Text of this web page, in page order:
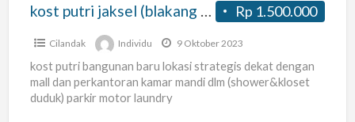
Rp 1.500.000
kost putri jaksel (blakang citos mall)
Cilandak Individu 9 Oktober 2023
kost putri bangunan baru lokasi strategis dekat dengan
mall dan perkantoran kamar mandi dlm (shower&kloset
duduk) parkir motor laundry